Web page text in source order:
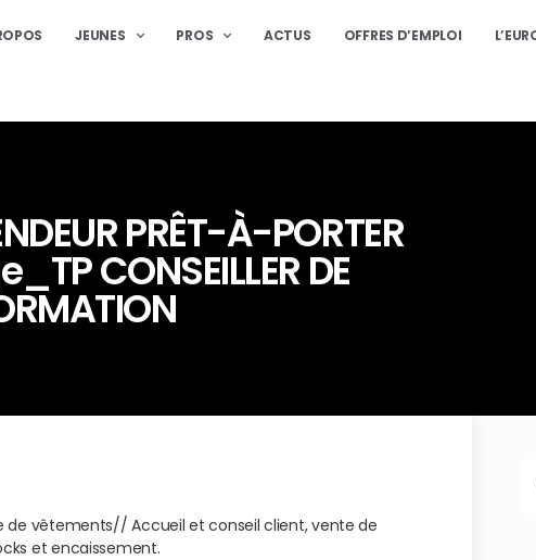
JEUNES PROS ACTUS OFFRES D’EMPLOI
PRÊT-À-PORTER
CONSEILLER DE
de vêtements// Accueil et conseil client, vente de
et encaissement.